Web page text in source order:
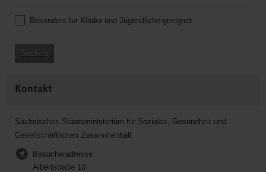
Besonders für Kinder und Jugendliche geeignet
Suchen
Kontakt
Sächsisches Staatsministerium für Soziales, Gesundheit und
Gesellschaftlichen Zusammenhalt
Besucheradresse:
Albertstraße 10